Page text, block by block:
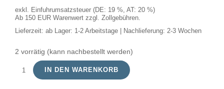
exkl. Einfuhrumsatzsteuer (DE: 19 %, AT: 20 %)
Ab 150 EUR Warenwert zzgl. Zollgebühren.
Lieferzeit: ab Lager: 1-2 Arbeitstage | Nachlieferung: 2-3 Wochen
2 vorrätig (kann nachbestellt werden)
Kugellampe
IN DEN WARENKORB